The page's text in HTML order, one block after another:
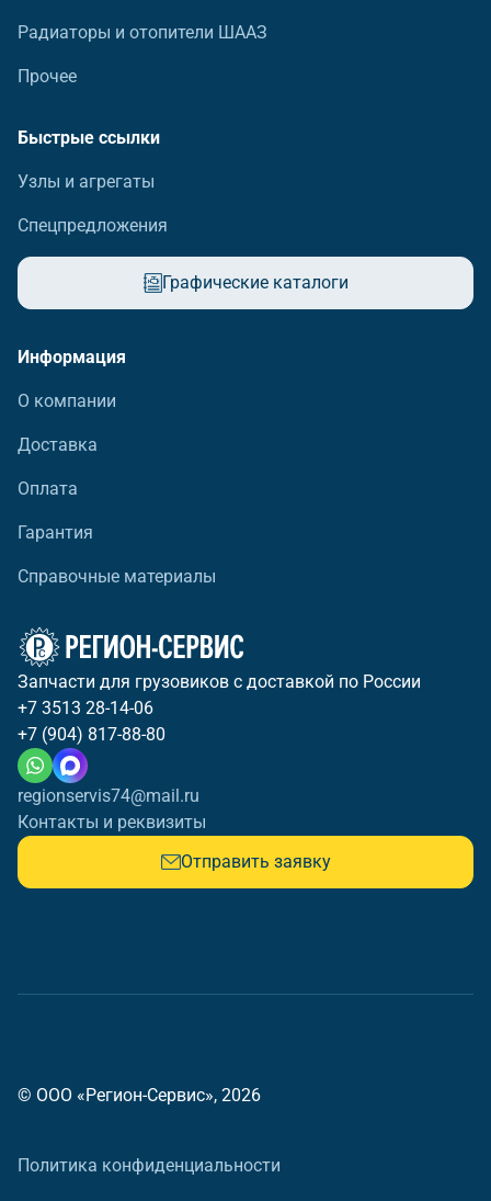
Радиаторы и отопители ШААЗ
Прочее
Быстрые ссылки
Узлы и агрегаты
Спецпредложения
Графические каталоги
Информация
О компании
Доставка
Оплата
Гарантия
Справочные материалы
Запчасти для грузовиков с доставкой по России
+7 3513 28-14-06
+7 (904) 817-88-80
regionservis74@mail.ru
Контакты и реквизиты
Отправить заявку
© ООО «Регион-Сервис», 2026
Политика конфиденциальности